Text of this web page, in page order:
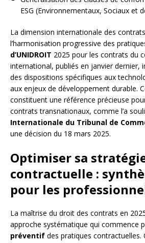
ESG (Environnementaux, Sociaux et
La dimension internationale des
l’harmonisation progressive des
d’UNIDROIT 2025 pour les contrats du
international, publiés en janvier dernier,
des dispositions spécifiques aux
aux enjeux de développement durable.
constituent une référence précieuse
contrats transnationaux, comme l’a
Internationale du Tribunal de
une décision du 18 mars 2025.
Optimiser sa
contractuelle :
pour les
La maîtrise du droit des contrats en
approche systématique qui commence
préventif des pratiques contractuelles.